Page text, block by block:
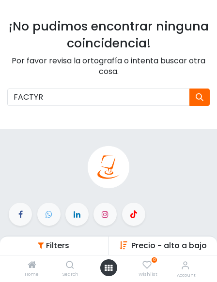
Filters Precio - alto a bajo
Home Search
0
Wishlist Account
¡No pudimos encontrar ninguna
coincidencia!
Por favor revisa la ortografía o intenta buscar otra
cosa.
Enlaces de Interés
Productos